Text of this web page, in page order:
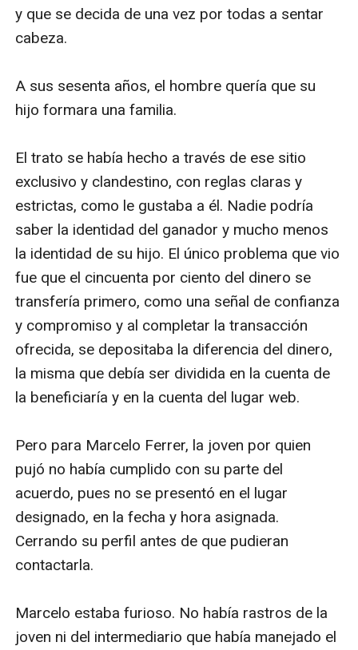
y que se decida de una vez por todas a sentar
cabeza.
A sus sesenta años, el hombre quería que su
hijo formara una familia.
El trato se había hecho a través de ese sitio
exclusivo y clandestino, con reglas claras y
estrictas, como le gustaba a él. Nadie podría
saber la identidad del ganador y mucho menos
la identidad de su hijo. El único problema que vio
fue que el cincuenta por ciento del dinero se
transfería primero, como una señal de confianza
y compromiso y al completar la transacción
ofrecida, se depositaba la diferencia del dinero,
la misma que debía ser dividida en la cuenta de
la beneficiaría y en la cuenta del lugar web.
Pero para Marcelo Ferrer, la joven por quien
pujó no había cumplido con su parte del
acuerdo, pues no se presentó en el lugar
designado, en la fecha y hora asignada.
Cerrando su perfil antes de que pudieran
contactarla.
Marcelo estaba furioso. No había rastros de la
joven ni del intermediario que había manejado el